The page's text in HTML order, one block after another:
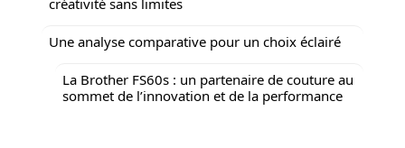
Une analyse comparative pour un choix éclairé
La Brother FS60s : un partenaire de couture au
sommet de l’innovation et de la performance